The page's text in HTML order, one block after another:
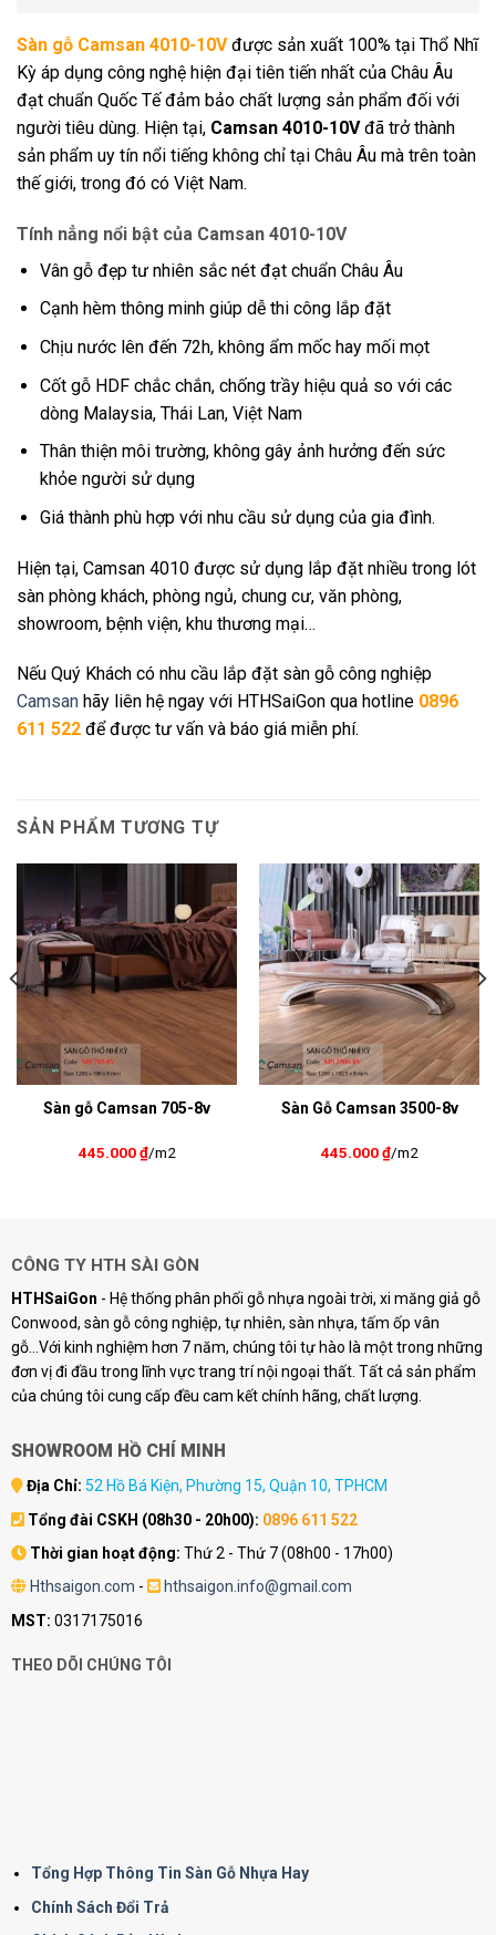
Sàn gỗ Camsan 4010-10Vđược sản xuất 100% tại Thổ Nhĩ
Kỳ áp dụng công nghệ hiện đại tiên tiến nhất của Châu Âu
đạt chuẩn Quốc Tế đảm bảo chất lượng sản phẩm đối với
người tiêu dùng. Hiện tại, Camsan 4010-10Vđã trở thành
sản phẩm uy tín nổi tiếng không chỉ tại Châu Âu mà trên toàn
thế giới, trong đó có Việt Nam.
Tính nẳng nổi bật của Camsan 4010-10V
Vân gỗ đẹp tư nhiên sắc nét đạt chuẩn Châu Âu
Cạnh hèm thông minh giúp dễ thi công lắp đặt
Chịu nước lên đến 72h, không ẩm mốc hay mối mọt
Cốt gỗ HDF chắc chắn, chống trầy hiệu quả so với các
dòng Malaysia, Thái Lan, Việt Nam
Thân thiện môi trường, không gây ảnh hưởng đến sức
khỏe người sử dụng
Giá thành phù hợp với nhu cầu sử dụng của gia đình.
Hiện tại, Camsan 4010 được sử dụng lắp đặt nhiều trong lót
sàn phòng khách, phòng ngủ, chung cư, văn phòng,
showroom, bệnh viện, khu thương mại…
Nếu Quý Khách có nhu cầu lắp đặt sàn gỗ công nghiệp
Camsan hãy liên hệ ngay với HTHSaiGon qua hotline 0896
611 522 để được tư vấn và báo giá miễn phí.
SẢN PHẨM TƯƠNG TỰ
Sàn gỗ Camsan 705-8v
445.000₫/m2
Sàn Gỗ Camsan 3500-8v
445.000₫/m2
CÔNG TY HTH SÀI GÒN
HTHSaiGon - Hệ thống phân phối gỗ nhựa ngoài trời, xi măng giả gỗ
Conwood, sàn gỗ công nghiệp, tự nhiên, sàn nhựa, tấm ốp vân
gỗ...Với kinh nghiệm hơn 7 năm, chúng tôi tự hào là một trong những
đơn vị đi đầu trong lĩnh vực trang trí nội ngoại thất. Tất cả sản phẩm
của chúng tôi cung cấp đều cam kết chính hãng, chất lượng.
SHOWROOM HỒ CHÍ MINH
Địa Chỉ: 52 Hồ Bá Kiện, Phường 15, Quận 10, TPHCM
Tổng đài CSKH (08h30 - 20h00): 0896 611 522
Thời gian hoạt động: Thứ 2 - Thứ 7 (08h00 - 17h00)
Hthsaigon.com -
hthsaigon.info@gmail.com
MST: 0317175016
THEO DÕI CHÚNG TÔI
Tổng Hợp Thông Tin Sàn Gỗ Nhựa Hay
Chính Sách Đổi Trả